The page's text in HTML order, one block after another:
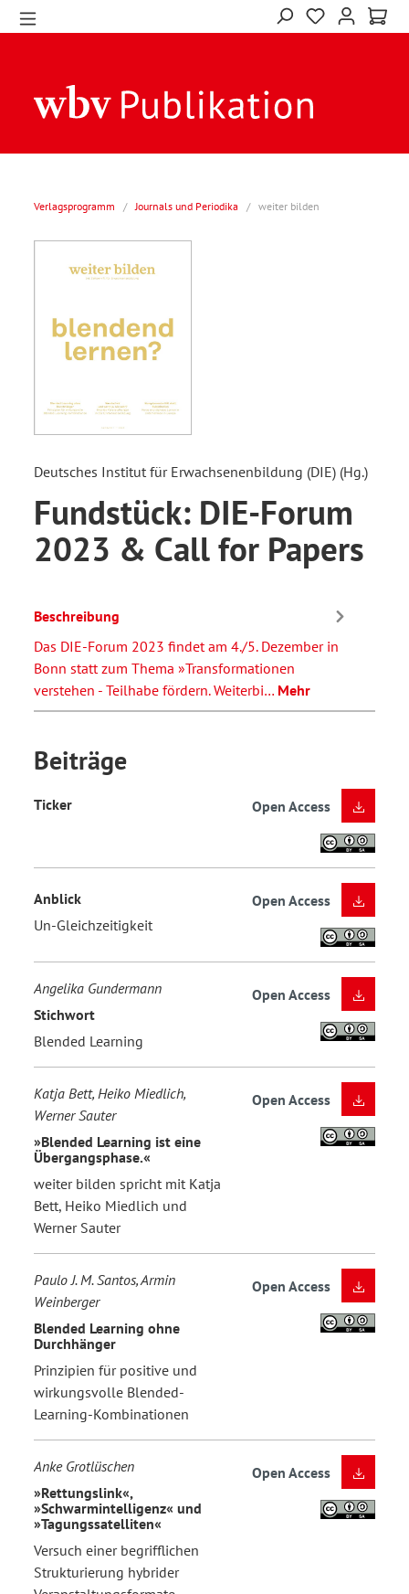
Verlagsprogramm / Journals und Periodika / weiter bilden
Deutsches Institut für Erwachsenenbildung (DIE) (Hg.)
Fundstück: DIE-Forum
2023 & Call for Papers
Beschreibung
Das DIE-Forum 2023 findet am 4./5. Dezember in
Bonn statt zum Thema »Transformationen
verstehen - Teilhabe fördern. Weiterbi… Mehr
Beiträge
Ticker Open Access
Anblick
Un-Gleichzeitigkeit
Open Access
Angelika Gundermann
Stichwort
Blended Learning
Open Access
Katja Bett, Heiko Miedlich,
Werner Sauter
»Blended Learning ist eine
Übergangsphase.«
weiter bilden spricht mit Katja
Bett, Heiko Miedlich und
Werner Sauter
Open Access
Paulo J. M. Santos, Armin
Weinberger
Blended Learning ohne
Durchhänger
Prinzipien für positive und
wirkungsvolle Blended-
Learning-Kombinationen
Open Access
Anke Grotlüschen
»Rettungslink«,
»Schwarmintelligenz« und
»Tagungssatelliten«
Versuch einer begrifflichen
Strukturierung hybrider
Open Access